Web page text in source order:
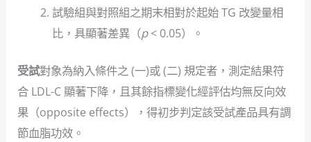
試驗組與對照組之期末相對於起始 TG 改變量相
比，具顯著差異（p< 0.05）。
受試對象為納入條件之 (一)或 (二) 規定者，測定結果符
合 LDL-C 顯著下降，且其餘指標變化經評估均無反向效
果（opposite effects），得初步判定該受試產品具有調
節血脂功效。